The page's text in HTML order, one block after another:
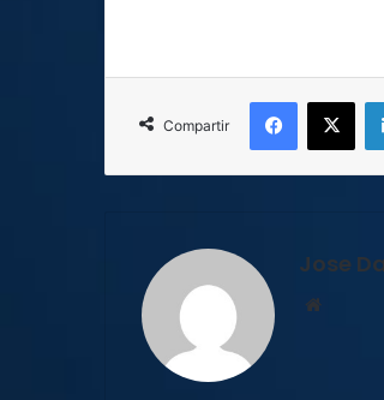
Compartir
Facebook
X
Jose